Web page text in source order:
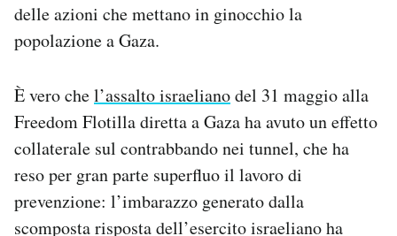
delle azioni che mettano in ginocchio la
popolazione a Gaza.
È vero chel’assalto israelianodel 31 maggio alla
Freedom Flotilla diretta a Gaza ha avuto un effetto
collaterale sul contrabbando nei tunnel, che ha
reso per gran parte superfluo il lavoro di
prevenzione: l’imbarazzo generato dalla
scomposta risposta dell’esercito israeliano ha